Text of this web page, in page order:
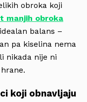
obroka koji
manjih obroka
balans –
pa kiselina nema
nikada nije ni
koji obnavljaju